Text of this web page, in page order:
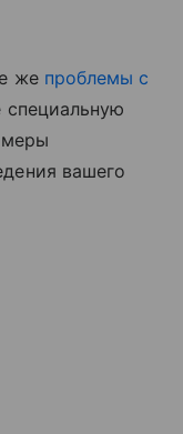
же проблемы с
специальную
меры
вашего